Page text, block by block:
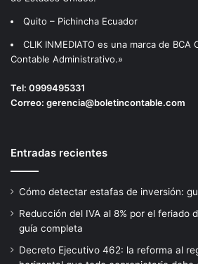
Quito – Pichincha Ecuador
CLIK INMEDIATO es una marca de BCA
Contable Administrativo.»
Tel: 0999495331
Correo: gerencia@boletincontable.com
Entradas recientes
Cómo detectar estafas de inversión:
Reducción del IVA al 8% por el feriado
guía completa
Decreto Ejecutivo 462: la reforma al